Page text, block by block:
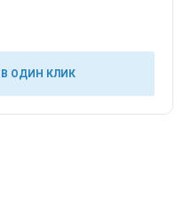
ОДИН КЛИК